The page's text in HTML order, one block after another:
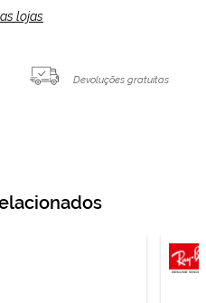
lojas
Devoluções gratuitas